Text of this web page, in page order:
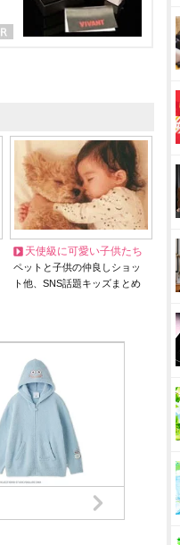
天使級に可愛い子供たち
ペットと子供の仲良しショッ
ト他、SNS話題キッズまとめ